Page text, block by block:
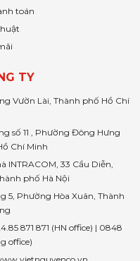
toán
TY
Vườn Lài, Thành phố Hồ Chí
số 11 , Phường Đông Hưng
Chí Minh
INTRACOM, 33 Cầu Diễn,
phố Hà Nội
5, Phường Hòa Xuân, Thành
871 871 (HN office) | 0848
office)